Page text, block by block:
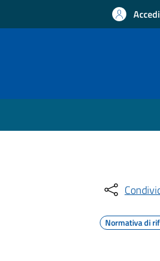
Normativa di